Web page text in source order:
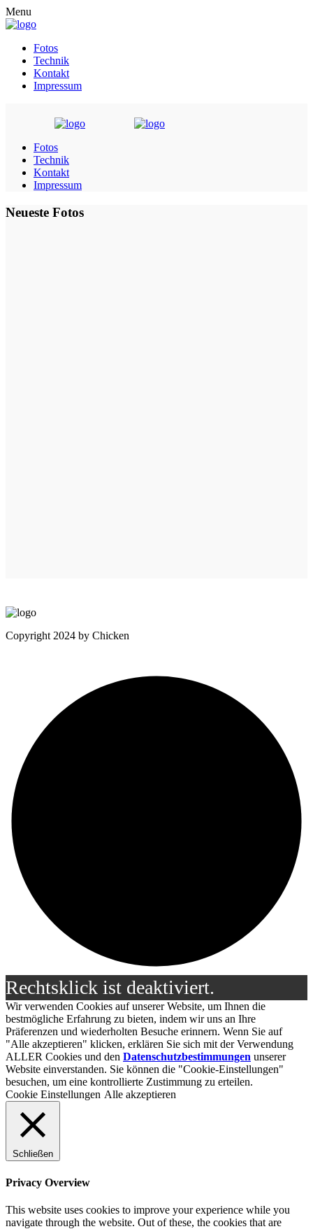
Menu
Fotos
Technik
Kontakt
Impressum
Fotos
Technik
Kontakt
Impressum
Neueste Fotos
Copyright 2024 by Chicken
Rechtsklick ist deaktiviert.
Wir verwenden Cookies auf unserer Website, um Ihnen die
bestmögliche Erfahrung zu bieten, indem wir uns an Ihre
Präferenzen und wiederholten Besuche erinnern. Wenn Sie auf
"Alle akzeptieren" klicken, erklären Sie sich mit der Verwendung
ALLER Cookies und den Datenschutzbestimmungen unserer
Website einverstanden. Sie können die "Cookie-Einstellungen"
besuchen, um eine kontrollierte Zustimmung zu erteilen.
Cookie Einstellungen Alle akzeptieren
Schließen
Privacy Overview
This website uses cookies to improve your experience while you
navigate through the website. Out of these, the cookies that are